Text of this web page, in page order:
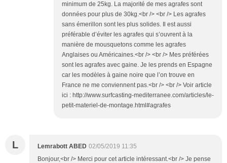
minimum de 25kg. La majorité de mes agrafes sont
données pour plus de 30kg.<br /> <br /> Les agrafes
sans émerillon sont les plus solides. Il est aussi
préférable d’éviter les agrafes qui s’ouvrent à la
manière de mousquetons comme les agrafes
Anglaises ou Américaines.<br /> <br /> Mes préférées
sont les agrafes avec gaine. Je les prends en Espagne
car les modèles à gaine noire que l’on trouve en
France ne me conviennent pas.<br /> <br /> Voir article
ici : http://www.surfcasting-mediterranee.com/articles/le-
petit-materiel-de-montage.html#agrafes
L Lemrabott ABED 02/05/2019 11:35
Bonjour,<br /> Merci pour cet article intéressant.<br /> Je pense